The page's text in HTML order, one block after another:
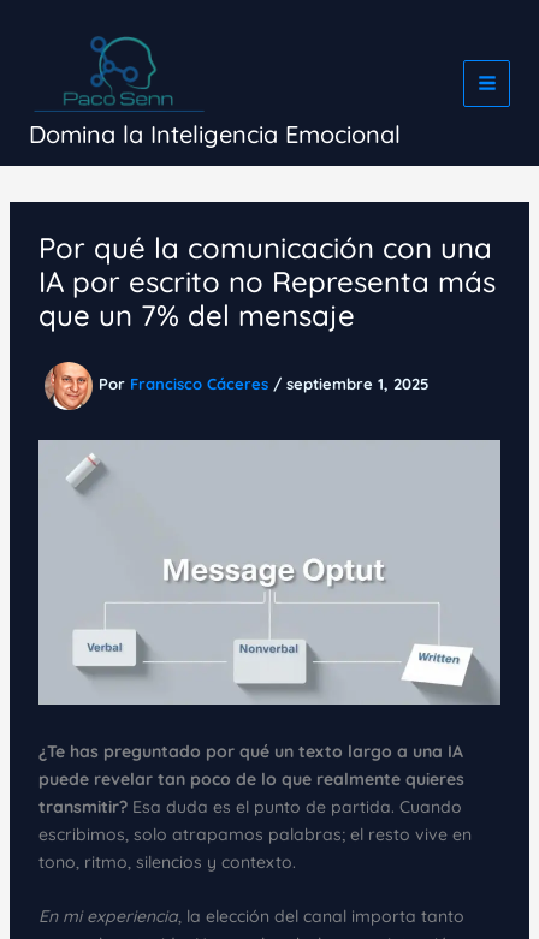
Domina la Inteligencia Emocional
Por qué la comunicación con una
IA por escrito no Representa más
que un 7% del mensaje
Por Francisco Cáceres / septiembre 1, 2025
¿Te has preguntado por qué un texto largo a una IA
puede revelar tan poco de lo que realmente quieres
transmitir?Esa duda es el punto de partida. Cuando
escribimos, solo atrapamos palabras; el resto vive en
tono, ritmo, silencios y contexto.
En mi experiencia, la elección del canal importa tanto